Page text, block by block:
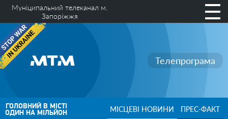
Муніципальний телеканал м.
Запоріжжя
Телепрограма
ГОЛОВНИЙ В МІСТІ
ОДИН НА МІЛЬЙОН МІСЦЕВІ НОВИНИ ПРЕС-ФАКТ